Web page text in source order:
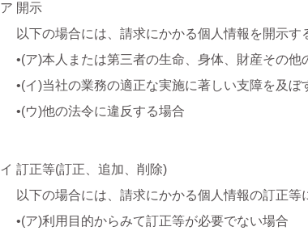
ア 開示
以下の場合には、請求にかかる個人情報を開示す
•(ア)本人または第三者の生命、身体、財産その
•(イ)当社の業務の適正な実施に著しい支障を及ぼ
•(ウ)他の法令に違反する場合
イ 訂正等(訂正、追加、削除)
以下の場合には、請求にかかる個人情報の訂正等
•(ア)利用目的からみて訂正等が必要でない場合